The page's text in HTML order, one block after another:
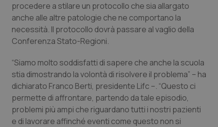
Provincia Autonoma di Bolzano
Provincia Autonoma di Trento
Puglia
Sardegna
Sicilia
Infezioni & Febbre
Ipertensione & Scompenso
Malattie rare
Malattia di Crohn & Rettocolite Ulcerosa
Neuroscienze & patologie neurodegenerative
procedere a stilare un protocollo che sia allargato
anche alle altre patologie che ne comportano la
necessità. Il protocollo dovrà passare al vaglio della
Conferenza Stato-Regioni.
“Siamo molto soddisfatti di sapere che anche la scuola
stia dimostrando la volontà di risolvere il problema” – ha
dichiarato Franco Berti, presidente Lifc –. “Questo ci
permette di affrontare, partendo da tale episodio,
problemi più ampi che riguardano tutti i nostri pazienti
e di lavorare affinché eventi come questo non si